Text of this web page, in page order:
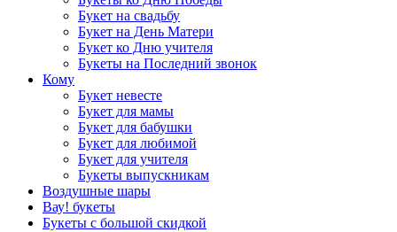
Букет на свадьбу
Букет на День Матери
Букет ко Дню учителя
Букеты на Последний звонок
Кому
Букет невесте
Букет для мамы
Букет для бабушки
Букет для любимой
Букет для учителя
Букеты выпускникам
Воздушные шары
Вау! букеты
Букеты с большой скидкой